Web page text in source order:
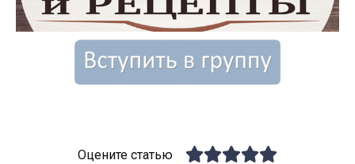
Оцените статью